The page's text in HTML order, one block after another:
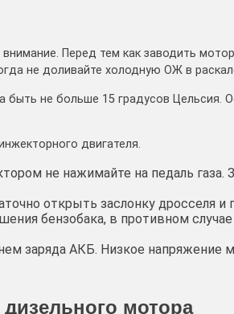
Перед тем как заводить
не доливайте холодную ОЖ в
быть не больше 15 градусов Цельсия.
двигателя.
не нажимайте на педаль газа.
открыть заслонку дросселя и
бензобака, в противном
заряда АКБ. Низкое напряжение
мотора